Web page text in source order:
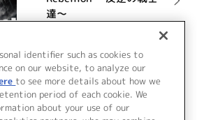
達～
詳細を見る
VIEW MORE
identifier such as cookies to
on our website, to analyze our
to see more details about how we
period of each cookie. We
about your use of our